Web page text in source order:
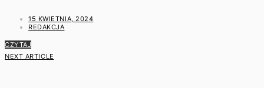
15 KWIETNIA, 2024
REDAKCJA
CZYTAJ
NEXT ARTICLE